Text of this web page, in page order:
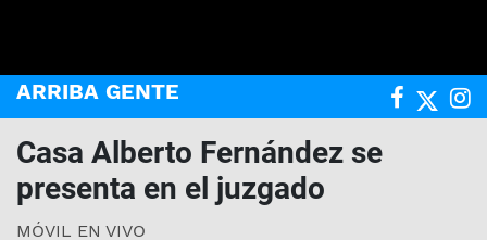
ARRIBA GENTE
Casa Alberto Fernández se
presenta en el juzgado
MÓVIL EN VIVO